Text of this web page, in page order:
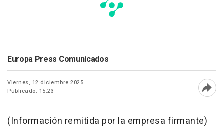
Europa Press Comunicados
Viernes, 12 diciembre 2025
Publicado: 15:23
(Información remitida por la empresa firmante)